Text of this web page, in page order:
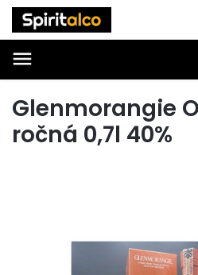
Glenmorangie
ročná 0,7l 40%